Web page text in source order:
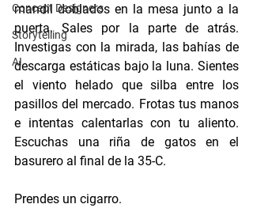
Concept Designers
Storytelling
AI
mandil doblados en la mesa junto a la
puerta. Sales por la parte de atrás.
Investigas con la mirada, las bahías de
descarga estáticas bajo la luna. Sientes
el viento helado que silba entre los
pasillos del mercado. Frotas tus manos
e intentas calentarlas con tu aliento.
Escuchas una riña de gatos en el
basurero al final de la 35-C.
Prendes un cigarro.